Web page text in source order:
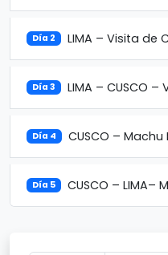
Día 2 LIMA – Visita de
Día 3 LIMA – CUSCO
Día 4 CUSCO – Machu
Día 5 CUSCO – LIMA–